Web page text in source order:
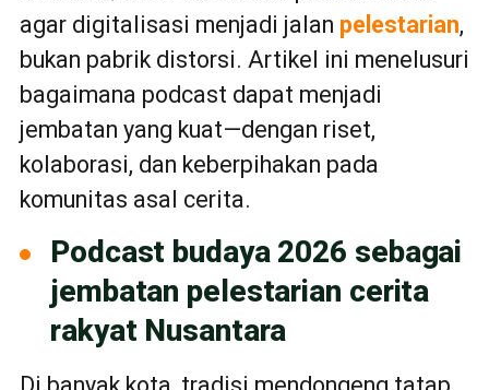
agar digitalisasi menjadi jalan pelestarian,
bukan pabrik distorsi. Artikel ini menelusuri
bagaimana podcast dapat menjadi
jembatan yang kuat—dengan riset,
kolaborasi, dan keberpihakan pada
komunitas asal cerita.
Podcast budaya 2026 sebagai
jembatan pelestarian cerita
rakyat Nusantara